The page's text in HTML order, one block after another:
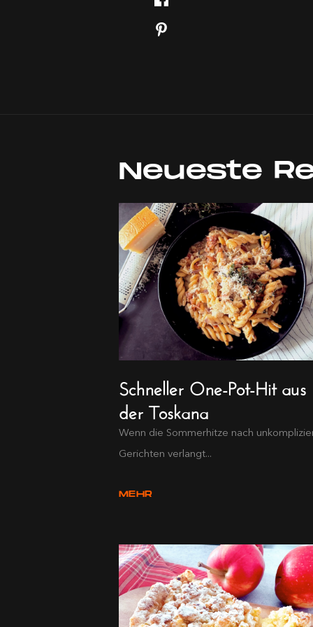
Neueste
Schneller One-Pot-Hit aus
der Toskana
Wenn die Sommerhitze nach
Gerichten verlangt...
MEHR